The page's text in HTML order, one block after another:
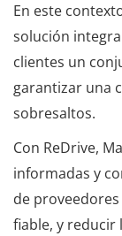
En este
solución
clientes un
garantizar una
sobresaltos.
Con ReDrive,
informadas y
de
fiable, y reducir